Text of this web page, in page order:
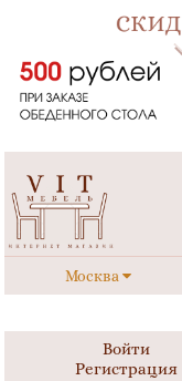
Москва
Войти
Регистрация